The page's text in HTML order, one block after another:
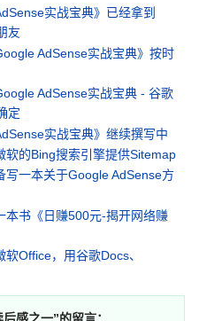
实战宝典》已经拿到
友
AdSense实战宝典》按时
AdSense实战宝典 - 谷歌
定
实战宝典》继续撰写中
软的Bing搜索引擎提供Sitemap
写一本关于Google AdSense方
本书《日赚500元-揭开网络赚
软Office，用谷歌Docs、
后感之一”的留言：